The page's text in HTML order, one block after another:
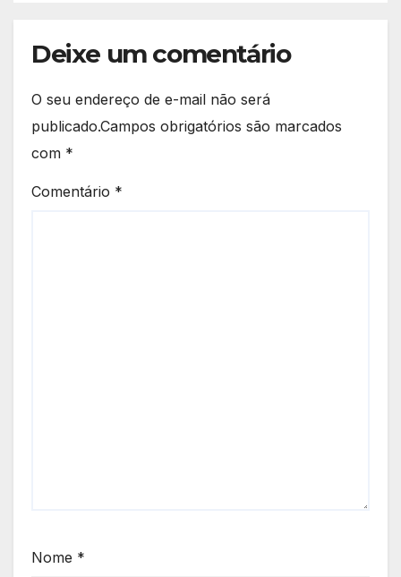
Deixe um comentário
O seu endereço de e-mail não será
publicado.Campos obrigatórios são marcados
com *
Comentário *
Nome *